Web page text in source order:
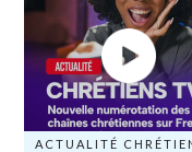
ACTUALITÉ